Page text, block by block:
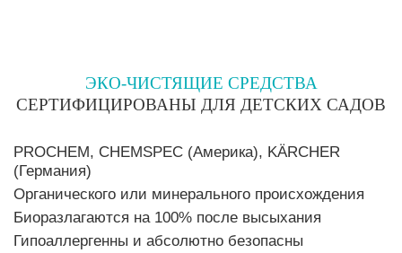
ЭКО-ЧИСТЯЩИЕ СРЕДСТВА
СЕРТИФИЦИРОВАНЫ ДЛЯ ДЕТСКИХ САДОВ
PROCHEM, CHEMSPEC (Америка), KÄRCHER
(Германия)
Органического или минерального происхождения
Биоразлагаются на 100% после высыхания
Гипоаллергенны и абсолютно безопасны